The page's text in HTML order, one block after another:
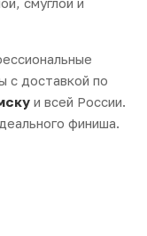
с доставкой по
и всей России.
финиша.